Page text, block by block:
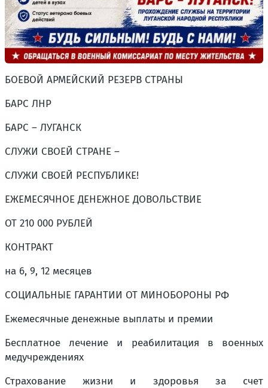
БОЕВОЙ АРМЕЙСКИЙ РЕЗЕРВ СТРАНЫ
БАРС ЛНР
БАРС – ЛУГАНСК
СЛУЖИ СВОЕЙ СТРАНЕ –
СЛУЖИ СВОЕЙ РЕСПУБЛИКЕ!
ЕЖЕМЕСЯЧНОЕ ДЕНЕЖНОЕ ДОВОЛЬСТВИЕ
ОТ 210 000 РУБЛЕЙ
КОНТРАКТ
на 6, 9, 12 месяцев
СОЦИАЛЬНЫЕ ГАРАНТИИ ОТ МИНОБОРОНЫ РФ
Ежемесячные денежные выплаты и премии
Бесплатное лечение и реабилитация в военных
медучреждениях
Страхование жизни и здоровья за счет